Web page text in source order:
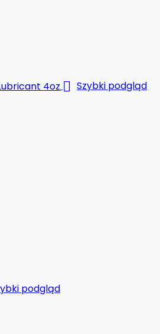
 Szybki podgląd
podgląd